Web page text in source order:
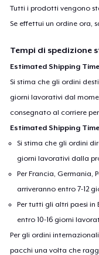
Tutti i prodotti vengono
Se effettui un ordine ora,
Tempi di spedizione
Estimated Shipping
Si stima che gli ordini
giorni lavorativi dal
consegnato al corriere
Estimated Shipping
Si stima che gli ordini
giorni lavorativi dalla
Per Francia, Germania,
arriveranno entro 7-12
Per tutti gli altri paesi in
entro 10-16 giorni
Per gli ordini
pacchi una volta che